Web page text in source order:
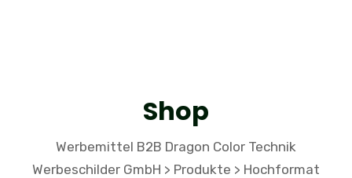
Shop
Werbemittel B2B Dragon Color Technik
Werbeschilder GmbH > Produkte > Hochformat